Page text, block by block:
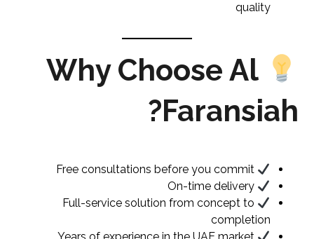
quality
Why Choose Al
Faransiah?
Full-service solution from concept to
completion